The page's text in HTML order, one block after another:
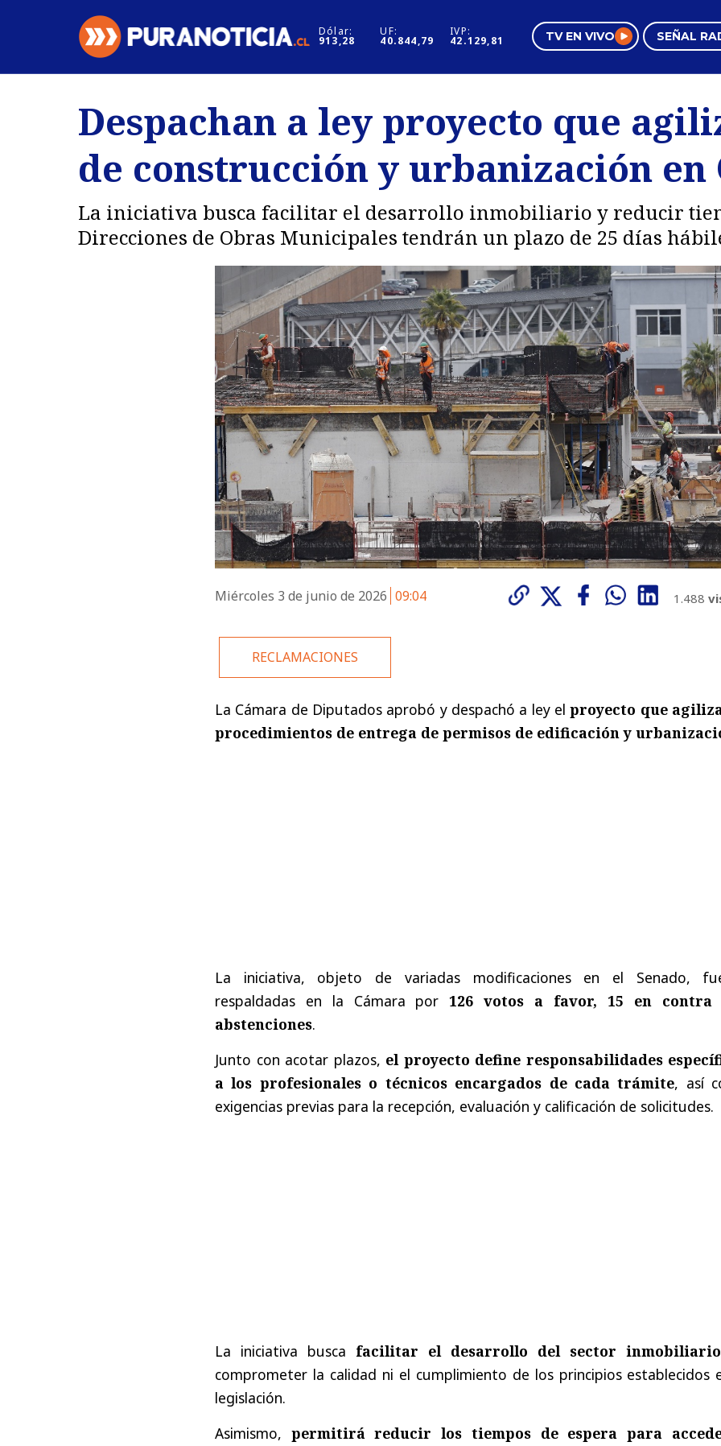
Dólar:
913,28
UF:
40.844,79
IVP:
42.129,81 TV EN VIVO SEÑAL
Regiones
Deportes
Internacional
Motores
Negocios
Pura Mujer
Despachan a ley proyecto que
de construcción y urbanización en
La iniciativa busca facilitar el desarrollo inmobiliario y reducir
Direcciones de Obras Municipales tendrán un plazo de 25 días
Miércoles 3 de junio de 2026 09:04 1.488
RECLAMACIONES
La Cámara de Diputados aprobó y despachó a ley elproyecto que
procedimientos de entrega de permisos de edificación y
La iniciativa, objeto de variadas modificaciones en el Senado,
respaldadas en la Cámara por126 votos a favor, 15 en contra
abstenciones.
Junto con acotar plazos, el proyecto define responsabilidades
a los profesionales o técnicos encargados de cada trámite, así
exigencias previas para la recepción, evaluación y calificación de solicitudes.
La iniciativa busca facilitar el desarrollo del sector inmobiliario
comprometer la calidad ni el cumplimiento de los principios establecidos
legislación.
Asimismo, permitirá reducir los tiempos de espera para